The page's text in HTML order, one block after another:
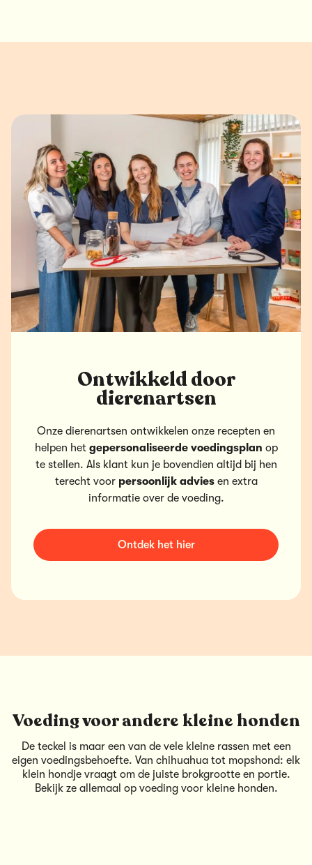
Ontwikkeld door
dierenartsen
Onze dierenartsen ontwikkelen onze recepten en
helpen het gepersonaliseerde voedingsplan op
te stellen. Als klant kun je bovendien altijd bij hen
terecht voor persoonlijk adviesen extra
informatie over de voeding.
Ontdek het hier
Voeding voor andere kleine honden
De teckel is maar een van de vele kleine rassen met een
eigen voedingsbehoefte. Van chihuahua tot mopshond: elk
klein hondje vraagt om de juiste brokgrootte en portie.
Bekijk ze allemaal op voeding voor kleine honden.